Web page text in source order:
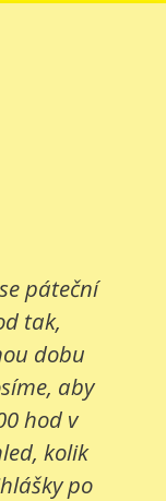
páteční
tak,
dobu
aby
hod v
kolik
po